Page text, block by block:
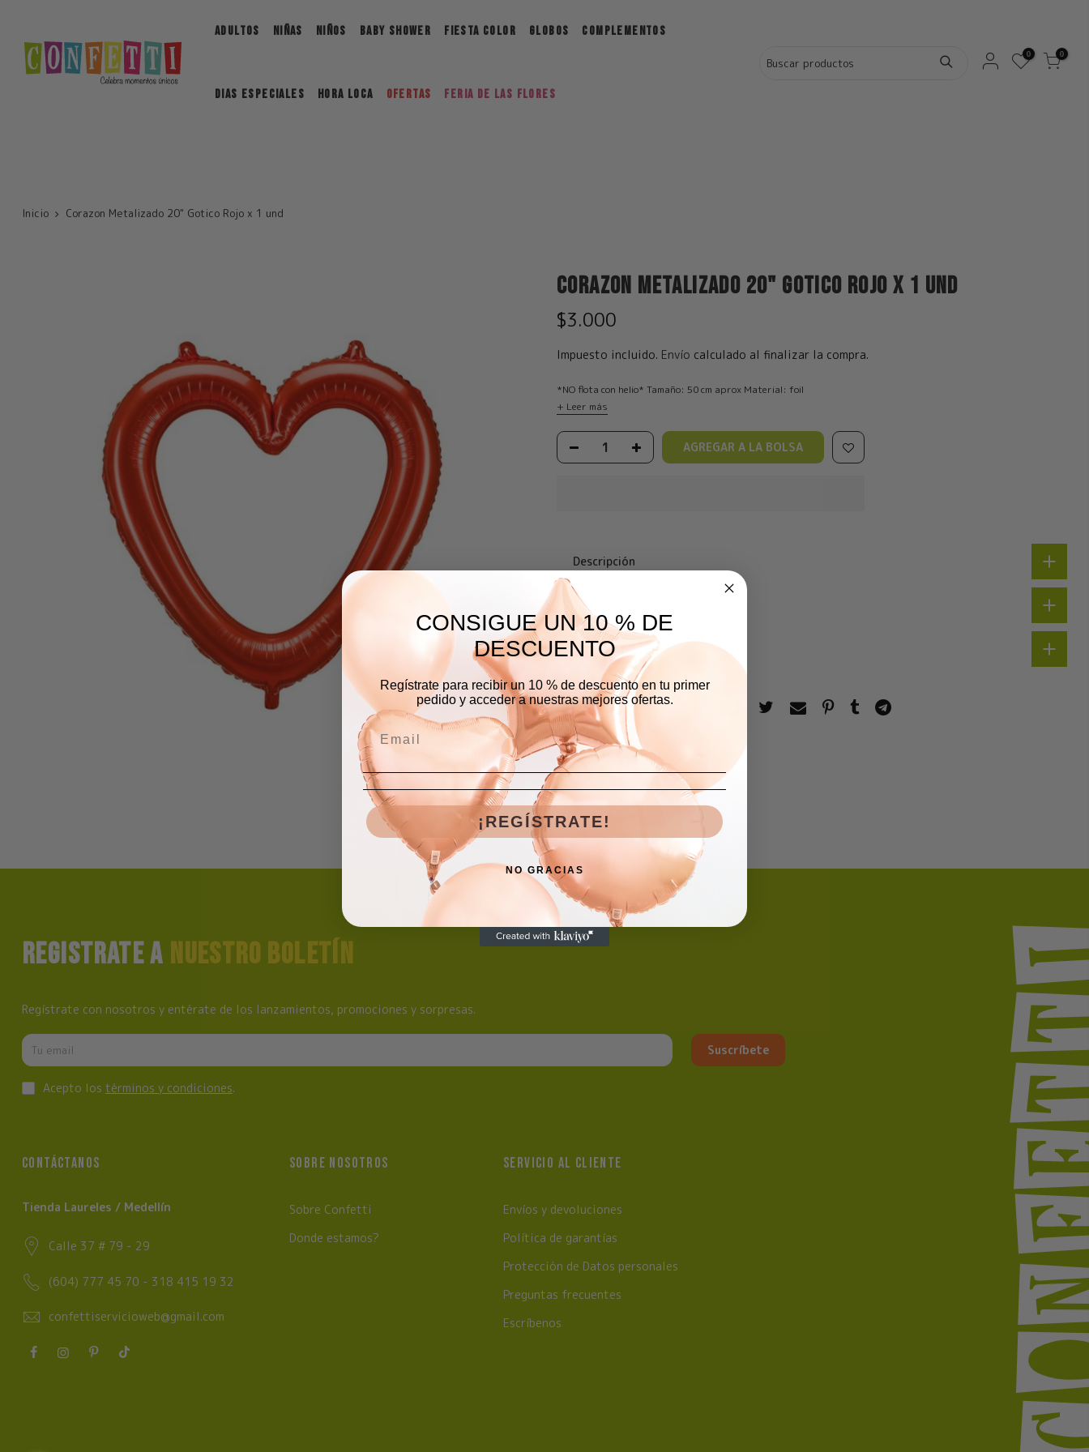
ADULTOS
NIÑAS NIÑOS BABY SHOWER FIESTA COLOR GLOBOS COMPLEMENTOS
DIAS ESPECIALES Hora Loca Ofertas FERIA DE LAS FLORES
0 0
Inicio Corazon Metalizado 20" Gotico Rojo x 1 und
Corazon Metalizado 20" Gotico Rojo x 1 und
$3.000
Impuesto incluido. Envío calculado al finalizar la compra.
*NO flota con helio* Tamaño: 50 cm aprox Material: foil
+ Leer más
AGREGAR A LA BOLSA
Descripción
Envíos y devoluciones
Comentarios
REGISTRATE A NUESTRO BOLETÍN
Regístrate con nosotros y entérate de los lanzamientos, promociones y sorpresas.
Suscríbete
Acepto los términos y condiciones.
CONTÁCTANOS
Tienda Laureles / Medellín
Calle 37 # 79 - 29
(604) 777 45 70 - 318 415 19 32
confettiservicioweb@gmail.com
SOBRE NOSOTROS
Sobre Confetti
Donde estamos?
SERVICIO AL CLIENTE
Envíos y devoluciones
Política de garantías
Protección de Datos personales
Preguntas frecuentes
Escríbenos
CONSIGUE UN 10 % DE
DESCUENTO
Regístrate para recibir un 10 % de descuento en tu primer
pedido y acceder a nuestras mejores ofertas.
¡REGÍSTRATE!
NO GRACIAS